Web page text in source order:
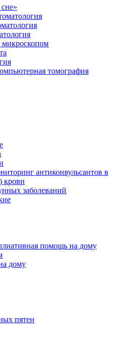
микроскопом
томография
антиконвульсантов в
крови
заболеваний
помощь на дому
дому
пятен